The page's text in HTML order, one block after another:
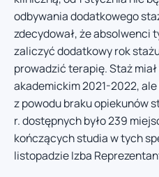
odbywania dodatkowego
zdecydował, że absolwenci
zaliczyć dodatkowy rok
prowadzić terapię. Staż
akademickim 2021-2022,
z powodu braku opiekunów
r. dostępnych było 239
kończących studia w tych
listopadzie Izba